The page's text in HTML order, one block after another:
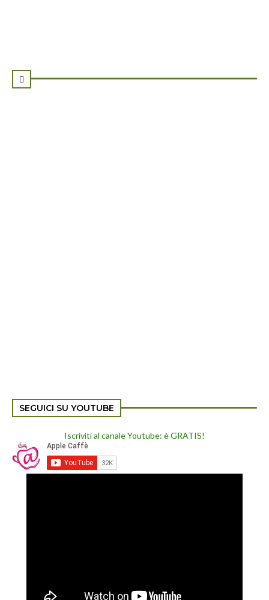

SEGUICI SU YOUTUBE
Iscriviti al canale Youtube: è GRATIS!